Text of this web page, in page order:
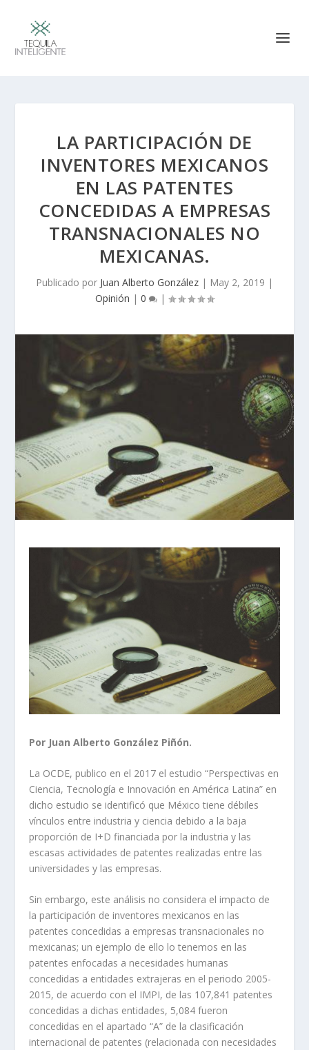
LA PARTICIPACIÓN DE
INVENTORES MEXICANOS
EN LAS PATENTES
CONCEDIDAS A EMPRESAS
TRANSNACIONALES NO
MEXICANAS.
Publicado por Juan Alberto González | May 2, 2019 |
Opinión | 0 |
Por Juan Alberto González Piñón.
La OCDE, publico en el 2017 el estudio “Perspectivas en
Ciencia, Tecnología e Innovación en América Latina” en
dicho estudio se identificó que México tiene débiles
vínculos entre industria y ciencia debido a la baja
proporción de I+D financiada por la industria y las
escasas actividades de patentes realizadas entre las
universidades y las empresas.
Sin embargo, este análisis no considera el impacto de
la participación de inventores mexicanos en las
patentes concedidas a empresas transnacionales no
mexicanas; un ejemplo de ello lo tenemos en las
patentes enfocadas a necesidades humanas
concedidas a entidades extrajeras en el periodo 2005-
2015, de acuerdo con el IMPI, de las 107,841 patentes
concedidas a dichas entidades, 5,084 fueron
concedidas en el apartado “A” de la clasificación
internacional de patentes (relacionada con necesidades